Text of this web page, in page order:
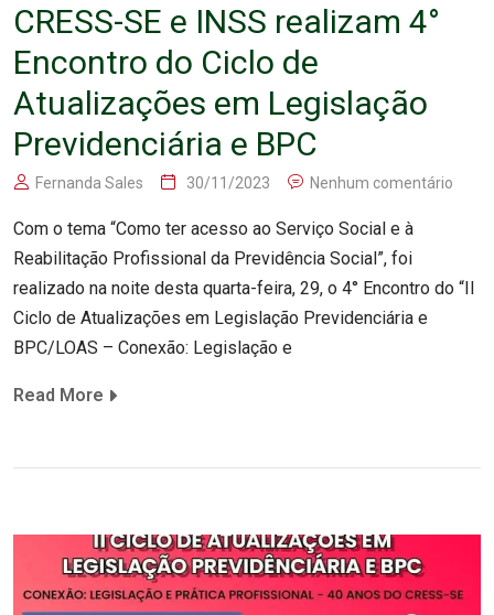
CRESS-SE e INSS realizam 4°
Encontro do Ciclo de
Atualizações em Legislação
Previdenciária e BPC
Fernanda Sales 30/11/2023 Nenhum comentário
Com o tema “Como ter acesso ao Serviço Social e à
Reabilitação Profissional da Previdência Social”, foi
realizado na noite desta quarta-feira, 29, o 4° Encontro do “II
Ciclo de Atualizações em Legislação Previdenciária e
BPC/LOAS – Conexão: Legislação e
Read More